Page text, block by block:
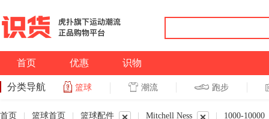
首页 优惠 识物
分类导航 篮球 潮流 跑步
首页 篮球首页 篮球配件 Mitchell Ness 1000-10000